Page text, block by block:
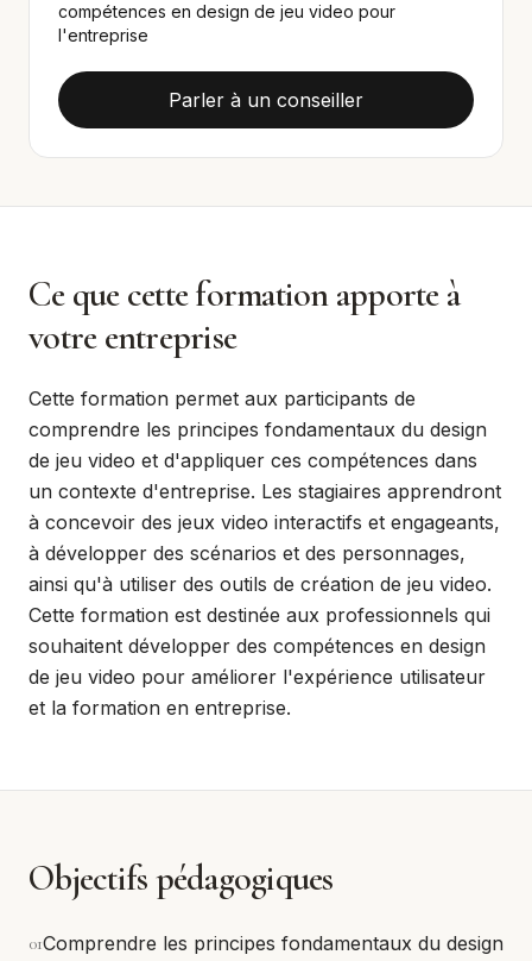
compétences en design de jeu video pour
l'entreprise
Parler à un conseiller
Ce que cette formation apporte à
votre entreprise
Cette formation permet aux participants de
comprendre les principes fondamentaux du design
de jeu video et d'appliquer ces compétences dans
un contexte d'entreprise. Les stagiaires apprendront
à concevoir des jeux video interactifs et engageants,
à développer des scénarios et des personnages,
ainsi qu'à utiliser des outils de création de jeu video.
Cette formation est destinée aux professionnels qui
souhaitent développer des compétences en design
de jeu video pour améliorer l'expérience utilisateur
et la formation en entreprise.
Objectifs pédagogiques
01Comprendre les principes fondamentaux du design